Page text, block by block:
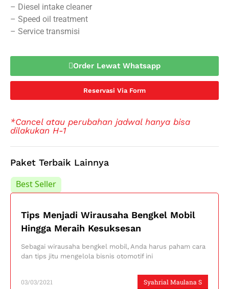
– Diesel intake cleaner
– Speed oil treatment
– Service transmisi
Order Lewat Whatsapp
Reservasi Via Form
*Cancel atau perubahan jadwal hanya bisa
dilakukan H-1
Paket Terbaik Lainnya
Best Seller
Tips Menjadi Wirausaha Bengkel Mobil
Hingga Meraih Kesuksesan
Syahrial Maulana S
03/03/2021
Sebagai wirausaha bengkel mobil, Anda harus paham cara
dan tips jitu mengelola bisnis otomotif ini
Best Seller